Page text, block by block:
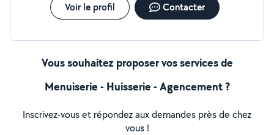
Voir le profil Contacter
Vous souhaitez proposer vos services de
Menuiserie - Huisserie - Agencement ?
Inscrivez-vous et répondez aux demandes près de chez
vous !